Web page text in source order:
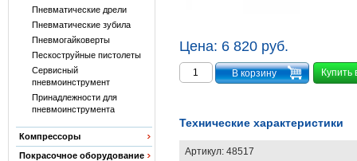
Пневматические дрели
Пневматические зубила
Пневмогайковерты
Пескоструйные пистолеты
Сервисный
пневмоинструмент
Принадлежности для
пневмоинструмента
Компрессоры
Покрасочное оборудование
Цена: 6 820 руб.
Купить
Технические характеристики
Артикул: 48517